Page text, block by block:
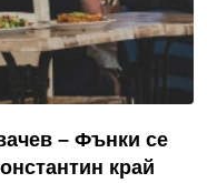
– Фънки се
край